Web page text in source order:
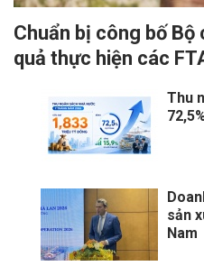
Chuẩn bị công bố
quả thực hiện các
Thu
sản
Nam